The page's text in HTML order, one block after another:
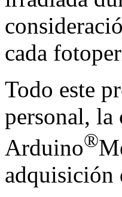
cada
Todo este
personal,
Arduino®
adquisición